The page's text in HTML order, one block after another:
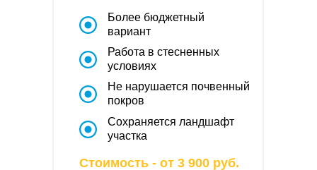
Работа в стесненных
условиях
Стоимость - от 3 900 руб.
Не нарушается почвенный
покров
Сохраняется ландшафт
участка
Более бюджетный
вариант